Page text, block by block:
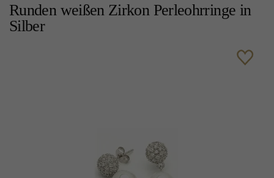
Runden weißen Zirkon Perleohrringe in
Silber